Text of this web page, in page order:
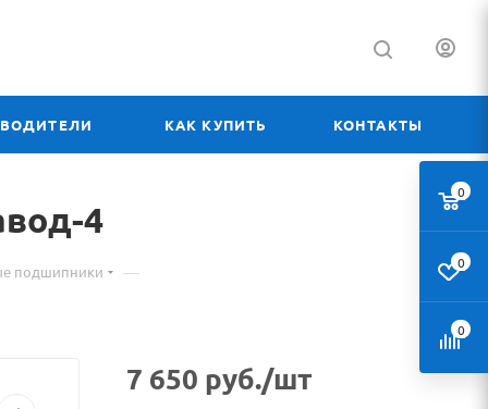
КАК КУПИТЬ КОНТАКТЫ
4
подшипники —
7 650 руб./шт
0
0
0